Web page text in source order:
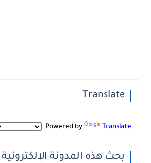
Translate
Powered by Translate
بحث هذه المدونة الإلكترونية